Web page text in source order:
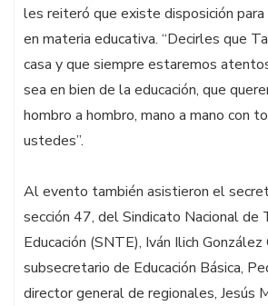
les reiteró que existe disposición
en materia educativa. “Decirles que
casa y que siempre estaremos
sea en bien de la educación, que
hombro a hombro, mano a mano con
ustedes”.
Al evento también asistieron el
sección 47, del Sindicato Nacional de
Educación (SNTE), Iván Ilich
subsecretario de Educación Básica,
director general de regionales, Jesús